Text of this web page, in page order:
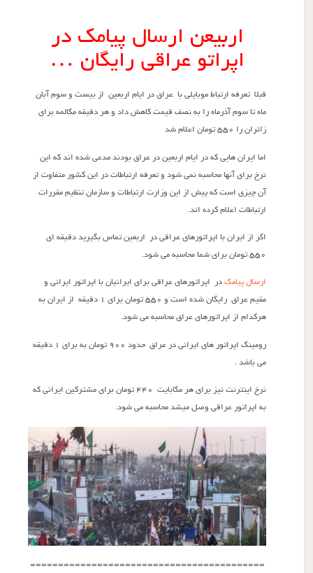
اربیعن ارسال پیامک در
اپراتو عراقی رایگان …
قبلا تعرفه ارتباط موبایلی با عراق در ایام اربعین از بیست و سوم آبان
ماه تا سوم آذرماه را به نصف قیمت کاهش داد و هر دقیقه مکالمه برای
زائران را ۵۵۰ تومان اعلام شد
اما ایران هایی که در ایام اربعین در عراق بودند مدعی شده اند که این
نرخ برای آنها محاسبه نمی شود و تعرفه ارتباطات در این کشور متفاوت از
آن چیزی است که پیش از این وزارت ارتباطات و سازمان تنظیم مقررات
ارتباطات اعلام کرده اند.
اگر از ایران با اپراتورهای عراقی در اربعین تماس بگیرید دقیقه ای
۵۵۰ تومان برای شما محاسبه می شود.
ارسال پیامکدر اپراتورهای عراقی برای ایرانیان با اپراتور ایرانی و
مقیم عراق رایگان شده است و ۵۵۰ تومان برای ۱ دقیقه از ایران به
هرکدام از اپراتورهای عراق محاسبه می شود.
رومینگ اپراتور های ایرانی در عراق حدود ۹۰۰ تومان به برای ۱ دقیقه
می باشد .
نرخ اینترنت نیز برای هر مگابایت ۴۴۰ تومان برای مشترکین ایرانی که
به اپراتور عراقی وصل میشد محاسبه می شود.
==========================================